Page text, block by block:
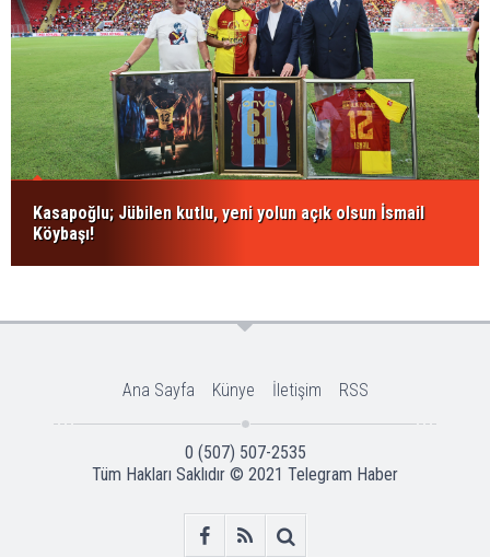
Kasapoğlu; Jübilen kutlu, yeni yolun açık olsun İsmail
Köybaşı!
Ana Sayfa Künye İletişim RSS
0 (507) 507-2535
Tüm Hakları Saklıdır © 2021 Telegram Haber